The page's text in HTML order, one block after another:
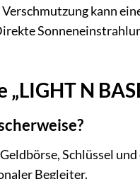
kann
N
Schlüssel und
Begleiter.